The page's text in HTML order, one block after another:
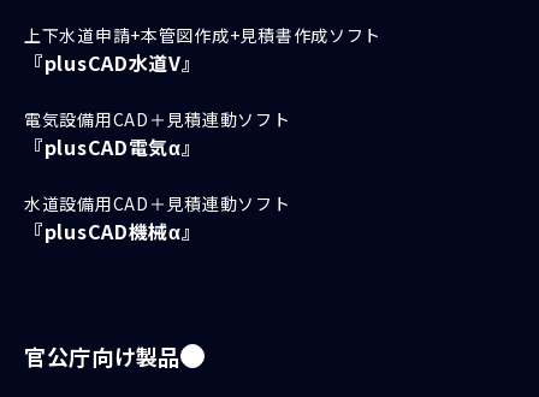
上下水道申請+本管図作成+見積書作成ソフト
『plusCAD水道V』
電気設備用CAD＋見積連動ソフト
『plusCAD電気α』
水道設備用CAD＋見積連動ソフト
『plusCAD機械α』
官公庁向け製品